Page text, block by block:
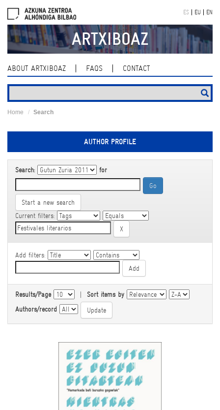
navigation
ES EU EN
ARTXIBOAZ
ABOUT ARTXIBOAZ FAQS CONTACT
Home Search
AUTHOR PROFILE
Search: for
Start a new search
Current filters:
Add filters:
Results/Page | Sort items by
Authors/record